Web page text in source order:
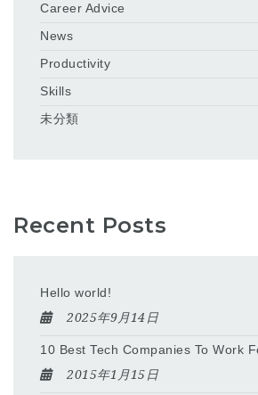
Career Advice
News
Productivity
Skills
未分類
Recent Posts
Hello world!
2025年9月14日
10 Best Tech Companies To Work
2015年1月15日